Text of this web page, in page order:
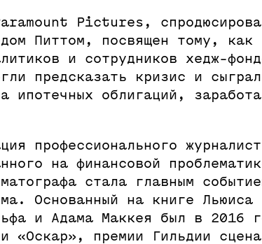
Pictures,
Питтом, посвящен тому, как
и сотрудников хедж-
предсказать кризис и
ипотечных облигаций,
профессионального
на финансовой
стала главным
Основанный на книге Льюиса
и Адама Маккея был в 2016
«Оскар», премии Гильдии